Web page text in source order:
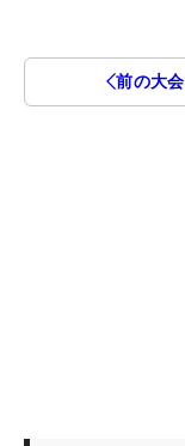
前の大会